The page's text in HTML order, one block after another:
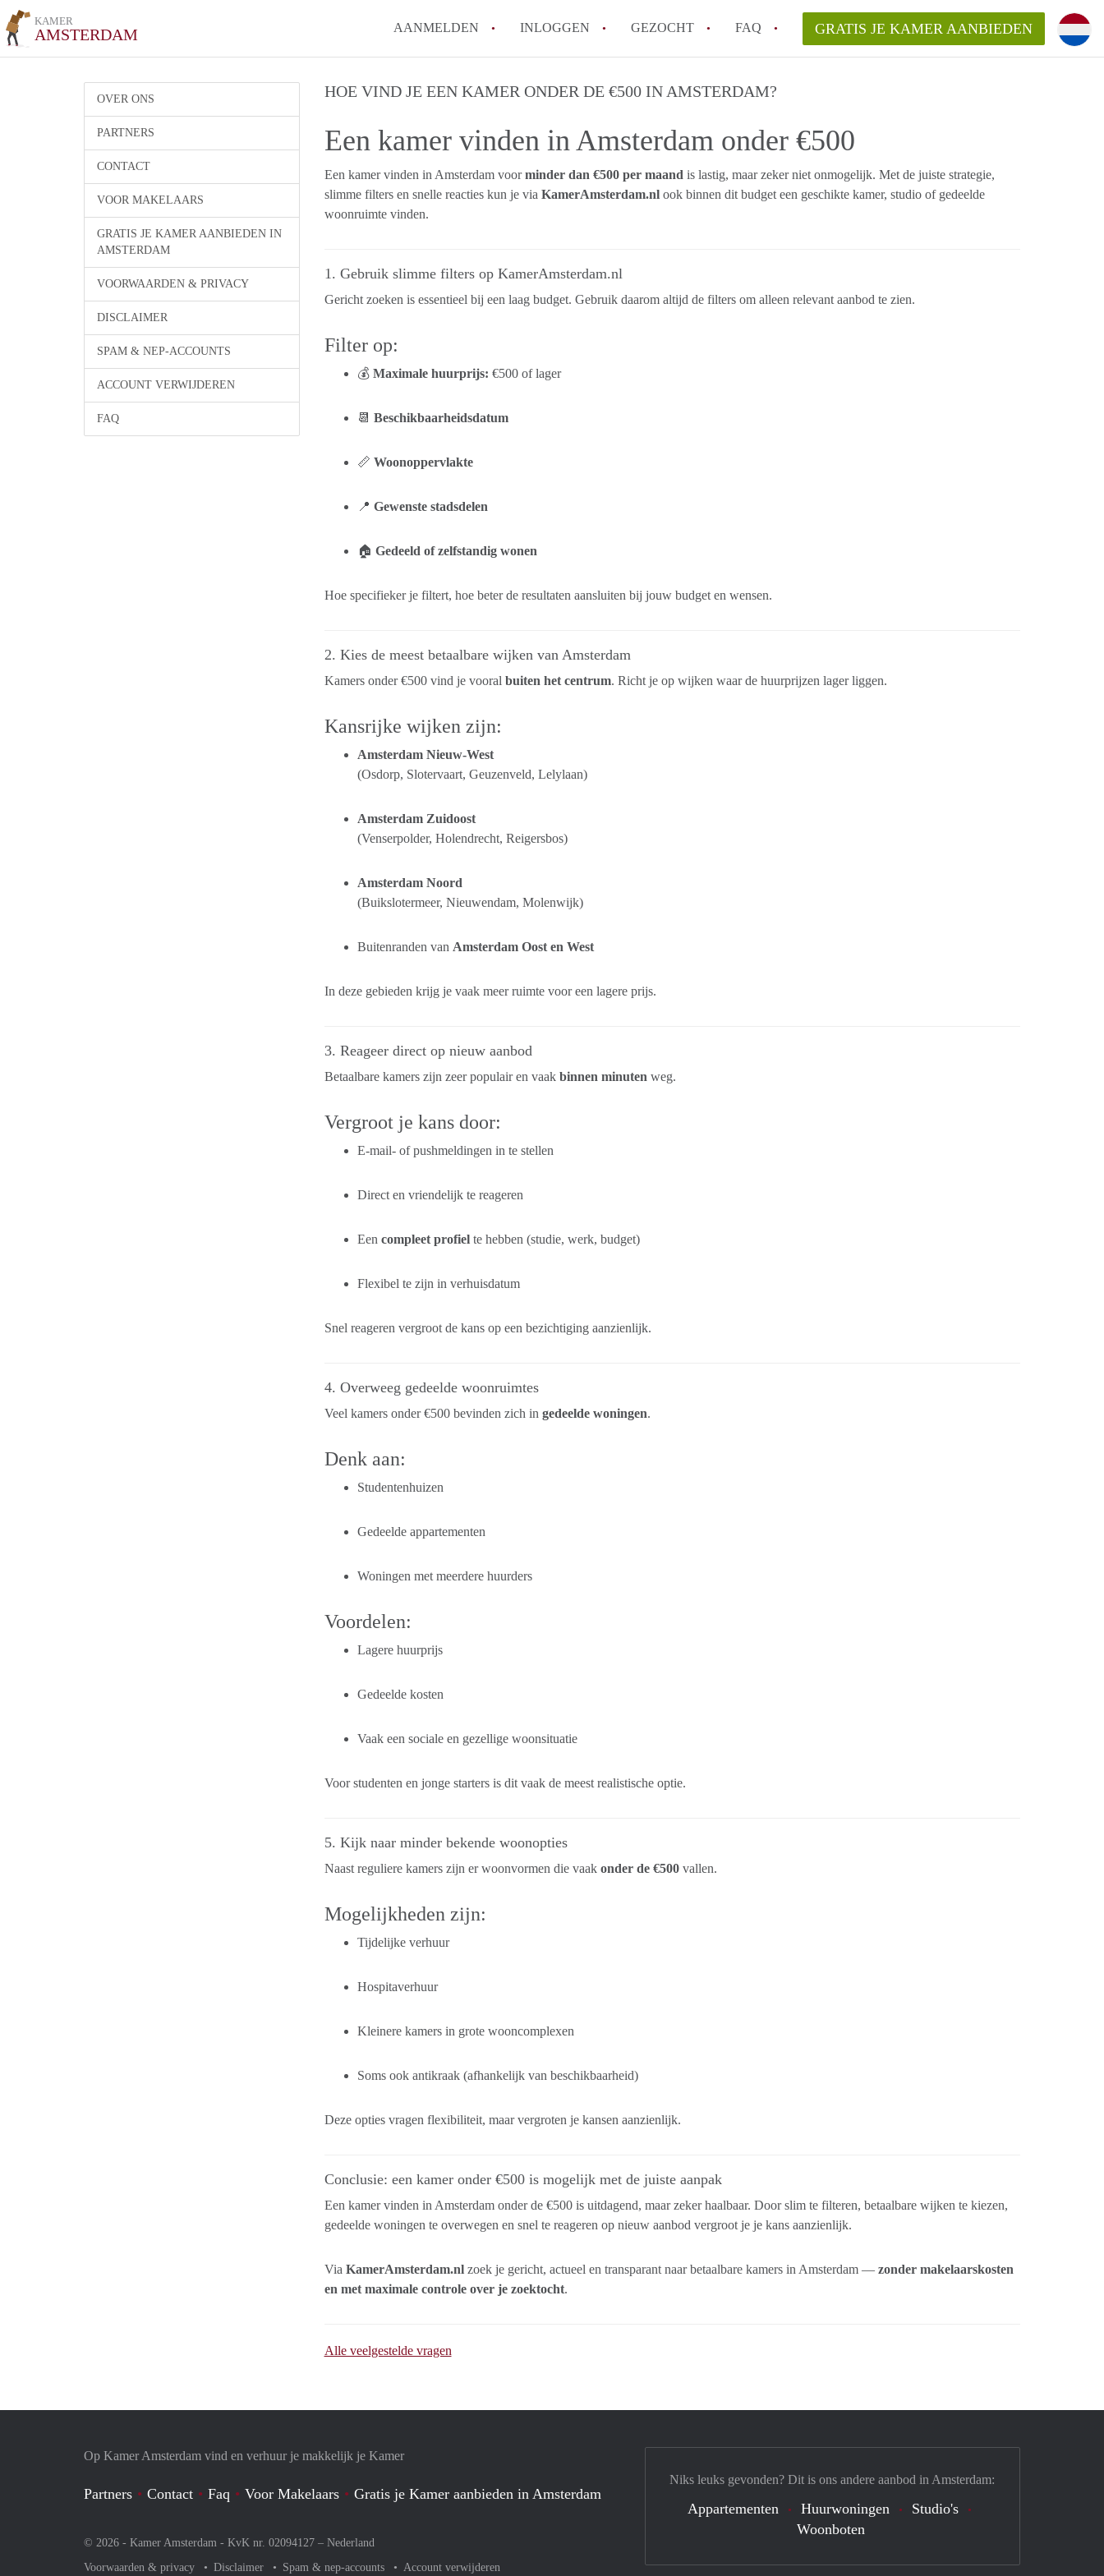
KAMER
AMSTERDAM AANMELDEN INLOGGEN GEZOCHT FAQ
Wat is het puntensysteem voor een onzelfstandige woonruimte (kamer) in
Wat zijn de opzegtermijnen bij een kamer in Amsterdam?
betekent dit voor jou als zoeker?
Wat is een studentenkamer in Amsterdam?
GRATIS JE KAMER AANBIEDEN
OVER ONS
PARTNERS
CONTACT
VOOR MAKELAARS
GRATIS JE KAMER AANBIEDEN IN
AMSTERDAM
VOORWAARDEN & PRIVACY
DISCLAIMER
SPAM & NEP-ACCOUNTS
ACCOUNT VERWIJDEREN
FAQ
HOE VIND JE EEN KAMER ONDER DE €500 IN AMSTERDAM?
Een kamer vinden inAmsterdamonder €500
Een kamer vinden in Amsterdam voorminder dan €500 per maand is lastig, maar zeker niet onmogelijk. Met de juiste strategie,
slimme filters en snelle reacties kun je via KamerAmsterdam.nlook binnen dit budget een geschikte kamer, studio of gedeelde
woonruimte vinden.
1. Gebruik slimme filters op KamerAmsterdam.nl
Gericht zoeken is essentieel bij een laag budget. Gebruik daarom altijd de filters om alleen relevant aanbod te zien.
Filter op:
💰 Maximale huurprijs: €500 of lager
📆 Beschikbaarheidsdatum
📏 Woonoppervlakte
📍 Gewenste stadsdelen
🏠 Gedeeld of zelfstandig wonen
Hoe specifieker je filtert, hoe beter de resultaten aansluiten bij jouw budget en wensen.
2. Kies de meest betaalbare wijken van Amsterdam
Kamers onder €500 vind je vooral buiten het centrum. Richt je op wijken waar de huurprijzen lager liggen.
Kansrijke wijken zijn:
Amsterdam Nieuw-West
(Osdorp, Slotervaart, Geuzenveld, Lelylaan)
Amsterdam Zuidoost
(Venserpolder, Holendrecht, Reigersbos)
Amsterdam Noord
(Buikslotermeer, Nieuwendam, Molenwijk)
Buitenranden van Amsterdam Oost en West
In deze gebieden krijg je vaak meer ruimte voor een lagere prijs.
3. Reageer direct op nieuw aanbod
Betaalbare kamers zijn zeer populair en vaak binnen minuten weg.
Vergroot je kans door:
E-mail- of pushmeldingen in te stellen
Direct en vriendelijk te reageren
Een compleet profielte hebben (studie, werk, budget)
Flexibel te zijn in verhuisdatum
Snel reageren vergroot de kans op een bezichtiging aanzienlijk.
4. Overweeg gedeelde woonruimtes
Veel kamers onder €500 bevinden zich in gedeelde woningen.
Denk aan:
Studentenhuizen
Gedeelde appartementen
Woningen met meerdere huurders
Voordelen:
Lagere huurprijs
Gedeelde kosten
Vaak een sociale en gezellige woonsituatie
Voor studenten en jonge starters is dit vaak de meest realistische optie.
5. Kijk naar minder bekende woonopties
Naast reguliere kamers zijn er woonvormen die vaak onder de €500vallen.
Mogelijkheden zijn:
Tijdelijke verhuur
Hospitaverhuur
Kleinere kamers in grote wooncomplexen
Soms ook antikraak (afhankelijk van beschikbaarheid)
Deze opties vragen flexibiliteit, maar vergroten je kansen aanzienlijk.
Conclusie: een kamer onder €500 is mogelijk met de juiste aanpak
Een kamer vinden in Amsterdam onder de €500 is uitdagend, maar zeker haalbaar. Door slim te filteren, betaalbare wijken te kiezen,
gedeelde woningen te overwegen en snel te reageren op nieuw aanbod vergroot je je kans aanzienlijk.
Via KamerAmsterdam.nlzoek je gericht, actueel en transparant naar betaalbare kamers in Amsterdam — zonder makelaarskosten
en met maximale controle over je zoektocht.
Alle veelgestelde vragen
Op Kamer Amsterdam vind en verhuur je makkelijk je Kamer
Partners Contact Faq Voor Makelaars Gratis je Kamer aanbieden in Amsterdam
© 2026 - Kamer Amsterdam - KvK nr. 02094127 – Nederland
Voorwaarden & privacy
Disclaimer Spam & nep-accounts Account verwijderen
Niks leuks gevonden? Dit is ons andere aanbod in Amsterdam:
Appartementen Huurwoningen
Studio's
Woonboten